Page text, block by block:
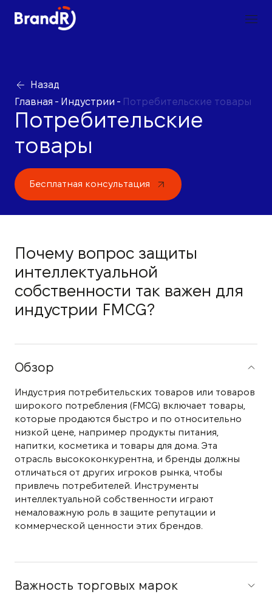
Назад
Главная - Индустрии - Потребительские товары
Потребительские
товары
Бесплатная консультация
Почему вопрос защиты
интеллектуальной
собственности так важен для
индустрии FMCG?
Обзор
Индустрия потребительских товаров или товаров
широкого потребления (FMCG) включает товары,
которые продаются быстро и по относительно
низкой цене, например продукты питания,
напитки, косметика и товары для дома. Эта
отрасль высококонкурентна, и бренды должны
отличаться от других игроков рынка, чтобы
привлечь потребителей. Инструменты
интеллектуальной собственности играют
немаловажную роль в защите репутации и
коммерческой ценности этих брендов.
Важность торговых марок